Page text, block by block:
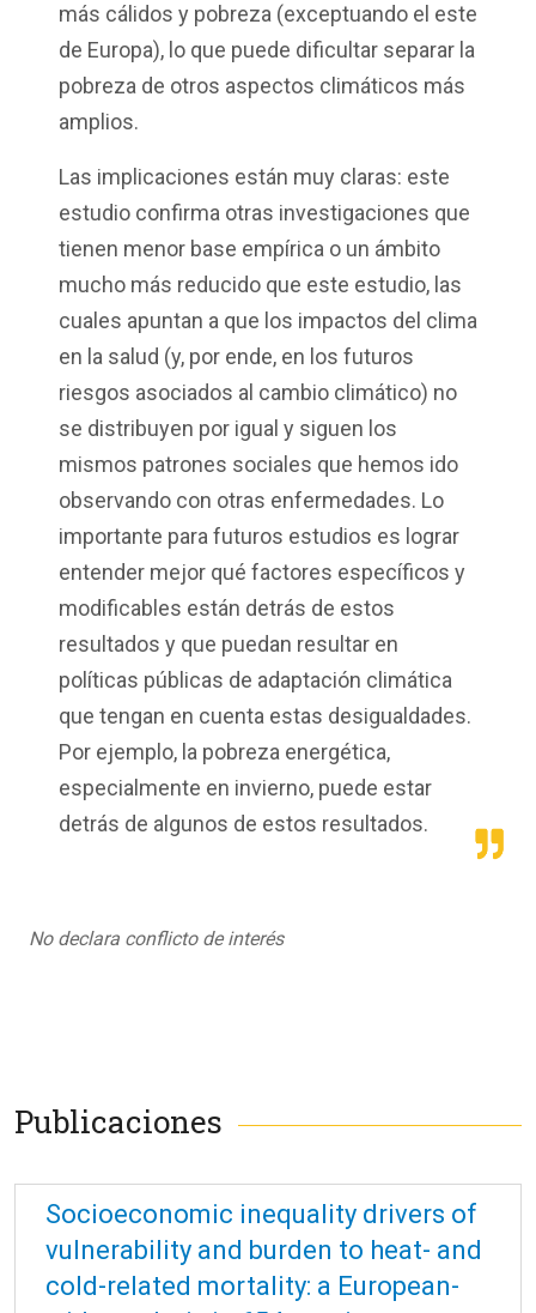
más cálidos y pobreza (exceptuando el este
de Europa), lo que puede dificultar separar la
pobreza de otros aspectos climáticos más
amplios.
Las implicaciones están muy claras: este
estudio confirma otras investigaciones que
tienen menor base empírica o un ámbito
mucho más reducido que este estudio, las
cuales apuntan a que los impactos del clima
en la salud (y, por ende, en los futuros
riesgos asociados al cambio climático) no
se distribuyen por igual y siguen los
mismos patrones sociales que hemos ido
observando con otras enfermedades. Lo
importante para futuros estudios es lograr
entender mejor qué factores específicos y
modificables están detrás de estos
resultados y que puedan resultar en
políticas públicas de adaptación climática
que tengan en cuenta estas desigualdades.
Por ejemplo, la pobreza energética,
especialmente en invierno, puede estar
detrás de algunos de estos resultados.
No declara conflicto de interés
Publicaciones
Socioeconomic inequality drivers of
vulnerability and burden to heat- and
cold-related mortality: a European-